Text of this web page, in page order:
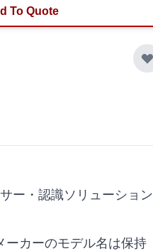
To Quote
ー・認識ソリューション
ーカーのモデル名は保持